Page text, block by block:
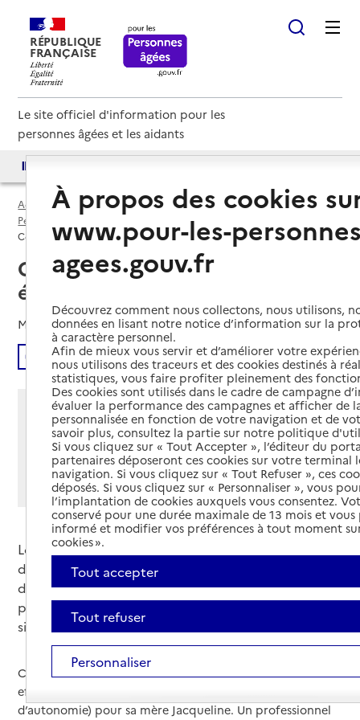
RÉPUBLIQUE
FRANÇAISE
Le site officiel d'information pour les
personnes âgées et les aidants
Accueil
Préserver son autonomie
Perte d'autonomie : évaluation et droits
Comment l’autonomie est-elle évaluée ? Réponse en vidéo
Comment l’autonomie est-elle
évaluée ? Réponse en vidéo
Mis à jour le20/01/2025
Écouter
Partager cette page
ImprimerPartager par email
Partager sur Facebook
Partager sur X
Partager sur Linkedin
Si vous souhaitez partager sur Facebook, LinkedIn, X et
Whatsapp, veuillezautoriser le dépôt de cookies.
Lors d'une demande d’APA (allocation personnalisée
d’autonomie), un professionnel du conseil
départemental effectue une visite au domicile de la
personne âgée pour évaluer ses besoins et sa
situation.
Cette courte vidéo présente la situation où Sophie a
effectué une demande d’APA (allocation personnalisée
d’autonomie) pour sa mère Jacqueline. Un professionnel
À propos des cookies
www.pour-les-
agees.gouv.fr
Découvrez comment nous collectons, nous utilisons,
données en lisant notre notice d’information sur la
à caractère personnel.
Afin de mieux vous servir et d’améliorer votre
nous utilisons des traceurs et des cookies destinés à
statistiques, vous faire profiter pleinement des
Des cookies sont utilisés dans le cadre de campagne
évaluer la performance des campagnes et afficher de
personnalisée en fonction de votre navigation et de
savoir plus, consultez la partie sur notre politique
Si vous cliquez sur « Tout Accepter », l’éditeur du
partenaires déposeront ces cookies sur votre terminal
navigation. Si vous cliquez sur « Tout Refuser », ces
déposés. Si vous cliquez sur « Personnaliser », vous
l’implantation de cookies auxquels vous consentez.
conservé pour une durée maximale de 13 mois et
informé et modifier vos préférences à tout moment
cookies ».
Tout accepter
Tout refuser
Personnaliser